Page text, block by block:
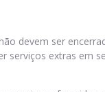
devem ser
serviços extras em